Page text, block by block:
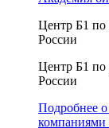
Центр Б1 по
России
Центр Б1 по
России
Подробнее
компаниями